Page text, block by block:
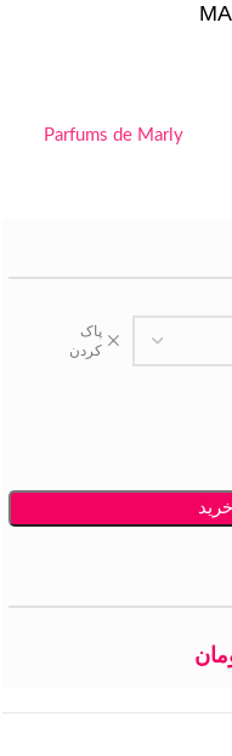
Parfums de Marly
پاک
کردن